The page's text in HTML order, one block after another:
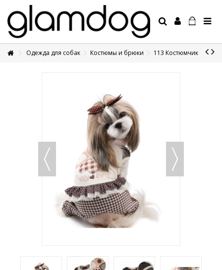
+7 495 1250410
Одежда для собак Костюмы и брюки 113 Костюмчик